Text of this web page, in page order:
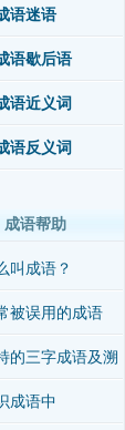
语迷语
语歇后语
语近义词
语反义词
成语帮助
叫成语？
被误用的成语
的三字成语及溯
成语中